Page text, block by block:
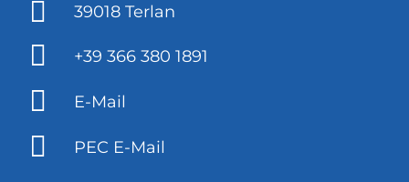
39018 Terlan
+39 366 380 1891
E-Mail
PEC E-Mail